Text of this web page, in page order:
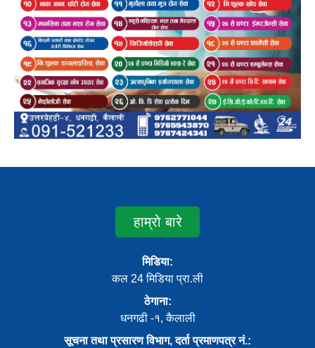
हाम्रो बारे
मिडिया:
कल 24 मिडिया प्रा.ली
ठेगाना:
धनगढी -१, कैलाली
सूचना तथा प्रसारण विभाग, दर्ता प्रमाणपत्र नं.: